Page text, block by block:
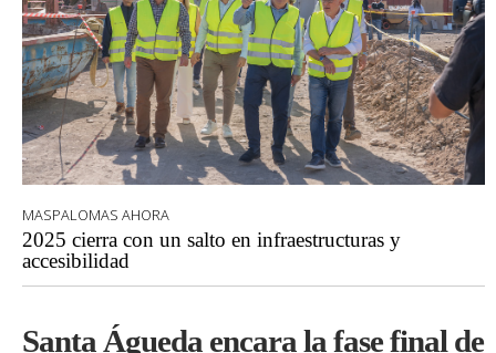
MASPALOMAS AHORA
2025 cierra con un salto en infraestructuras y
accesibilidad
Santa Águeda encara la fase final de